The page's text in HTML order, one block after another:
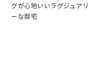
グが心地いいラグジュアリ
ーな邸宅